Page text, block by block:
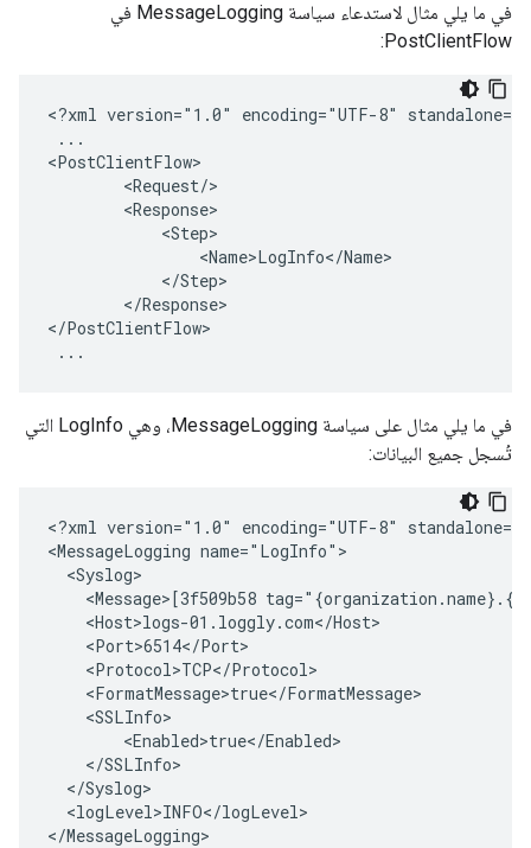
في ما يلي مثال لاستدعاء سياسة MessageLogging في
PostClientFlow:
<?xml version="1.0" encoding="UTF-8"
...
<PostClientFlow>
        <Request/>
        <Response>
            <Step>
                <Name>LogInfo</Name>
            </Step>
        </Response>
</PostClientFlow>
...
في ما يلي مثال على سياسة MessageLogging، وهي LogInfo التي
تُسجل جميع البيانات:
<?xml version="1.0" encoding="UTF-8"
<MessageLogging name="LogInfo">
  <Syslog>
<Message>[3f509b58
    <Host>logs-01.loggly.com</Host>
    <Port>6514</Port>
    <Protocol>TCP</Protocol>
    <FormatMessage>true</FormatMessage>
    <SSLInfo>
        <Enabled>true</Enabled>
    </SSLInfo>
  </Syslog>
  <logLevel>INFO</logLevel>
</MessageLogging>